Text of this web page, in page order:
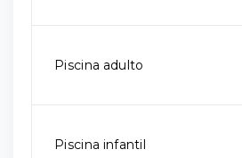
Piscina adulto
Piscina infantil